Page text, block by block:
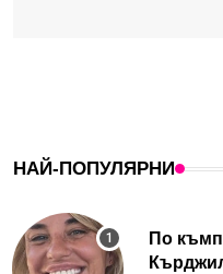
НАЙ-ПОПУЛЯРНИ
По